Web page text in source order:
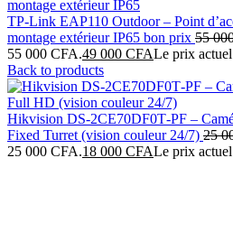
TP‑Link EAP110 Outdoor – Point
montage extérieur IP65 bon prix 55
55 000 CFA.49 000 CFALe prix
Back to products
Hikvision DS‑2CE70DF0T‑PF –
Fixed Turret (vision couleur 24/7) 25
25 000 CFA.18 000 CFALe prix